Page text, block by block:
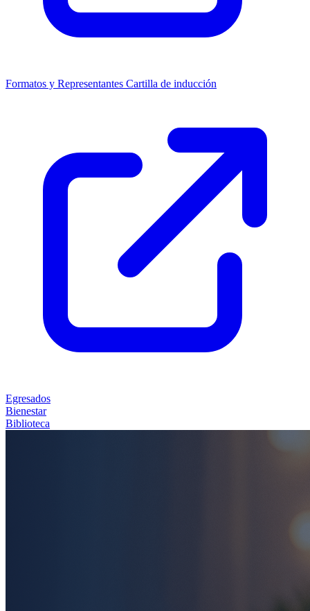
Formatos y Representantes Cartilla de inducción
Egresados
Bienestar
Biblioteca